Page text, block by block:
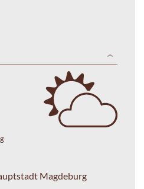
Magdeburg